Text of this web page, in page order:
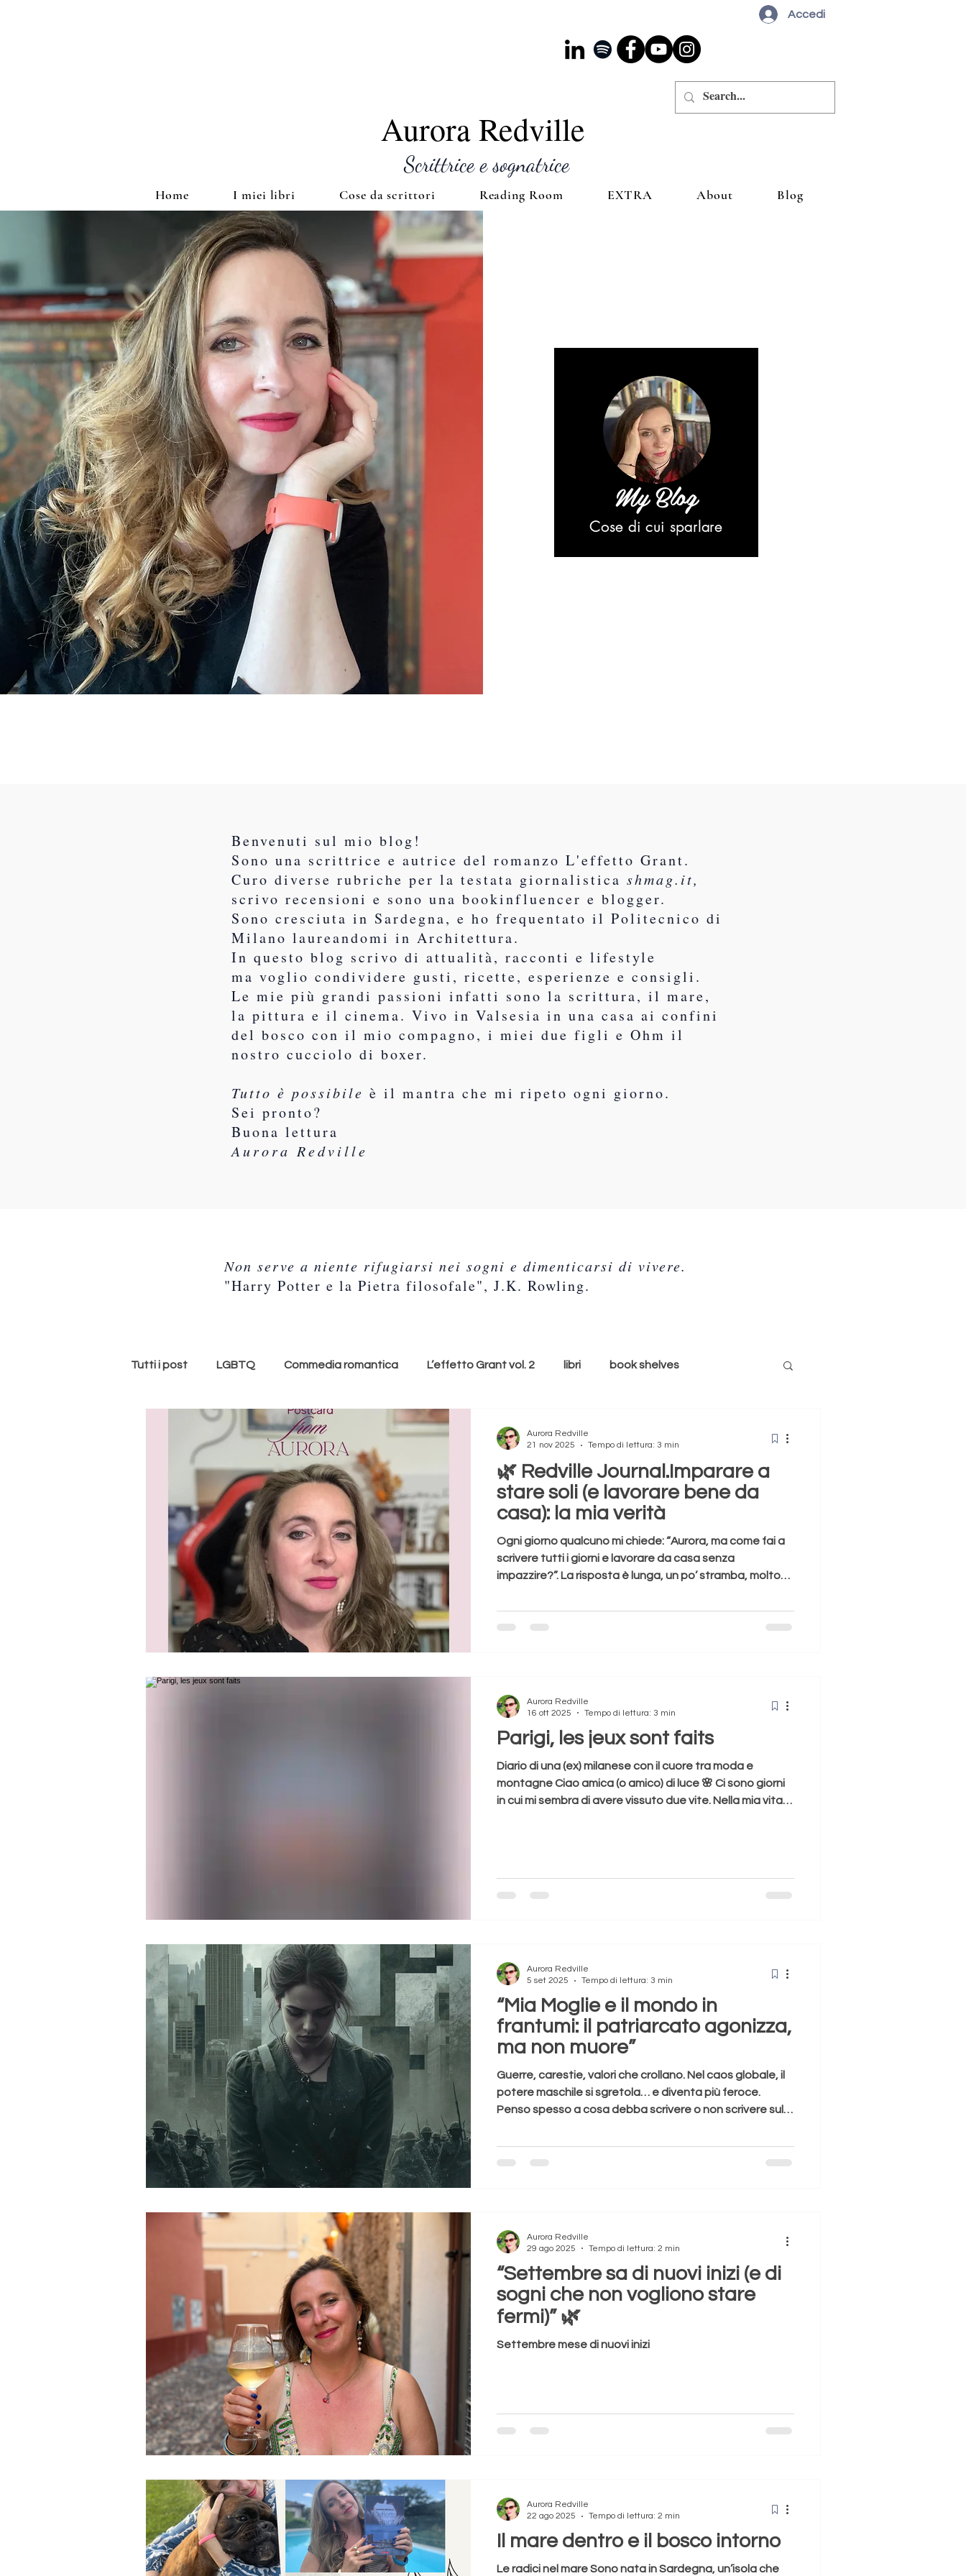
Accedi
Aurora Redville
Scrittrice e sognatrice
Home I miei libri Cose da scrittori Reading Room EXTRA About Blog
My Blog
Cose di cui sparlare
Benvenuti sul mio blog!
Sono una scrittrice e autrice del romanzo L'effetto Grant.
Curo diverse rubriche per la testata giornalistica shmag.it,
scrivo recensioni e sono una bookinfluencer e blogger.
Sono cresciuta in Sardegna, e ho frequentato il Politecnico di
Milano laureandomi in Architettura.
In questo blog scrivo di attualità, racconti e lifestyle
ma voglio condividere gusti, ricette, esperienze e consigli.
Le mie più grandi passioni infatti sono la scrittura, il mare,
la pittura e il cinema. Vivo in Valsesia in una casa ai confini
del bosco con il mio compagno, i miei due figli e Ohm il
nostro cucciolo di boxer.
Tutto è possibile è il mantra che mi ripeto ogni giorno.
Sei pronto?
Buona lettura
Aurora Redville
Non serve a niente rifugiarsi nei sogni e dimenticarsi di vivere.
"Harry Potter e la Pietra filosofale", J.K. Rowling.
Tutti i post LGBTQ Commedia romantica L’effetto Grant vol. 2 libri book shelves
storie americane memoire lunedì copertina
Aurora ASMR Youtube Youtuber suoni della natura sussurri società
tendenze Scuola meditazione respiro namaste l'arte del relax Puppies
Letteratura Libro scandalo Romance
🌿 Redville Journal.Imparare a
stare soli (e lavorare bene da
casa): la mia verità
Ogni giorno qualcuno mi chiede: “Aurora, ma come fai a
scrivere tutti i giorni e lavorare da casa senza
impazzire?”. La risposta è lunga, un po’ stramba, molto
posto che avevo. Dovevo stare con i miei figli piccoli e
ogni momento — anche quelli caotici — era un regalo.
Aurora Redville
21 nov 2025
Tempo di lettura: 3 min
Parigi, les jeux sont faits
Diario di una (ex) milanese con il cuore tra moda e
montagne Ciao amica (o amico) di luce 🌸 Ci sono giorni
in cui mi sembra di avere vissuto due vite. Nella mia vita
Aurora Redville
16 ott 2025
Tempo di lettura: 3 min
“Mia Moglie e il mondo in
frantumi: il patriarcato agonizza,
ma non muore”
Guerre, carestie, valori che crollano. Nel caos globale, il
potere maschile si sgretola… e diventa più feroce.
Penso spesso a cosa debba scrivere o non scrivere sul
ho deciso di condividere il mio pensiero di donna, madre
e moglie che osserva la nostra società con una
Aurora Redville
5 set 2025
Tempo di lettura: 3 min
“Settembre sa di nuovi inizi (e di
sogni che non vogliono stare
fermi)” 🌿
Settembre mese di nuovi inizi
Aurora Redville
29 ago 2025
Tempo di lettura: 2 min
Il mare dentro e il bosco intorno
Le radici nel mare Sono nata in Sardegna, un’isola che
Aurora Redville
22 ago 2025
Tempo di lettura: 2 min